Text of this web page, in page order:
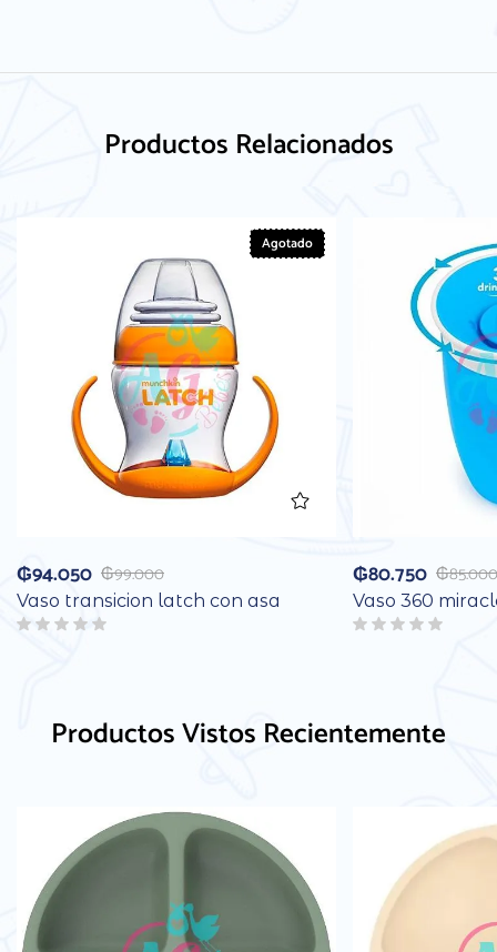
Productos Relacionados
Agotado
₲99.000
₲94.050
Vaso transicion latch con asa
₲85.000
₲80.750
Vaso 360
Productos Vistos Recientemente